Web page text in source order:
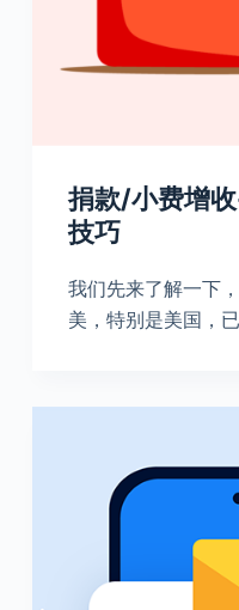
捐款/小费增
技巧
我们先来了解一下
美，特别是美国，